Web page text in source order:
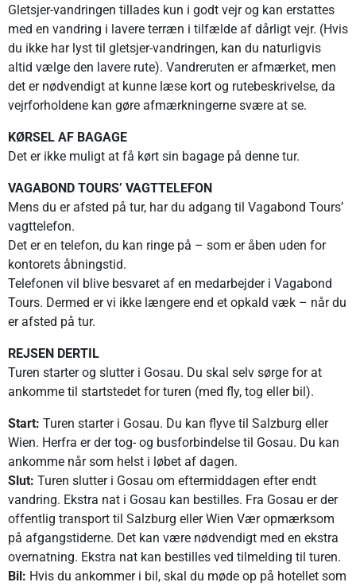
Gletsjer-vandringen tillades kun i godt vejr og kan erstattes
med en vandring i lavere terræn i tilfælde af dårligt vejr. (Hvis
du ikke har lyst til gletsjer-vandringen, kan du naturligvis
altid vælge den lavere rute). Vandreruten er afmærket, men
det er nødvendigt at kunne læse kort og rutebeskrivelse, da
vejrforholdene kan gøre afmærkningerne svære at se.
KØRSEL AF BAGAGE
Det er ikke muligt at få kørt sin bagage på denne tur.
VAGABOND TOURS’ VAGTTELEFON
Mens du er afsted på tur, har du adgang til Vagabond Tours’
vagttelefon.
Det er en telefon, du kan ringe på – som er åben uden for
kontorets åbningstid.
Telefonen vil blive besvaret af en medarbejder i Vagabond
Tours. Dermed er vi ikke længere end et opkald væk – når du
er afsted på tur.
REJSEN DERTIL
Turen starter og slutter i Gosau. Du skal selv sørge for at
ankomme til startstedet for turen (med fly, tog eller bil).
Start: Turen starter i Gosau. Du kan flyve til Salzburg eller
Wien. Herfra er der tog- og busforbindelse til Gosau. Du kan
ankomme når som helst i løbet af dagen.
Slut: Turen slutter i Gosau om eftermiddagen efter endt
vandring. Ekstra nat i Gosau kan bestilles. Fra Gosau er der
offentlig transport til Salzburg eller Wien Vær opmærksom
på afgangstiderne. Det kan være nødvendigt med en ekstra
overnatning. Ekstra nat kan bestilles ved tilmelding til turen.
Bil: Hvis du ankommer i bil, skal du møde op på hotellet som